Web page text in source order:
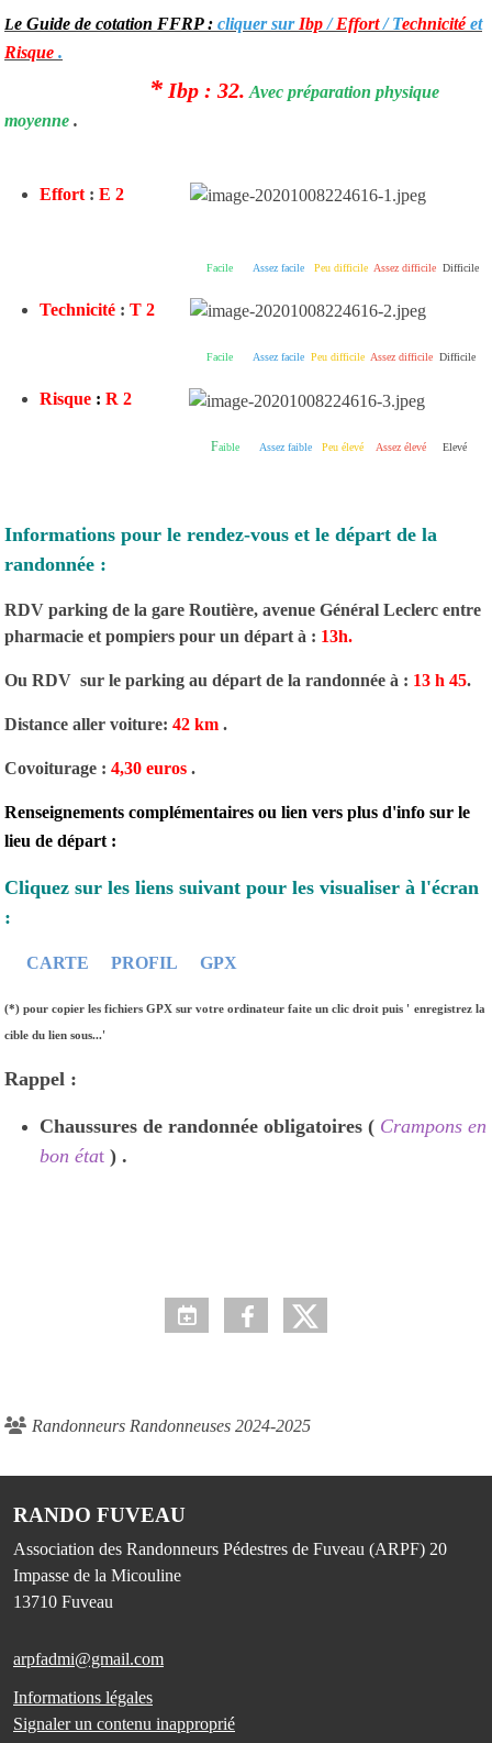
Le Guide de cotation FFRP : cliquer sur Ibp/Effort/ Technicitéet
Risque .
* Ibp : 32. Avec préparation physique
moyenne .
Effort : E 2
Facile Assez facile Peu difficile Assez difficile Difficile
Technicité : T 2
Facile Assez facile Peu difficile Assez difficile Difficile
Risque : R 2
Faible Assez faible Peu élevé Assez élevé Elevé
Informations pour le rendez-vous et le départ de la
randonnée :
RDV parking de la gare Routière, avenue Général Leclerc entre
pharmacie et pompiers pour un départ à : 13h.
Ou RDV sur le parking au départ de la randonnée à : 13 h 45.
Distance aller voiture: 42 km .
Covoiturage : 4,30 euros .
Renseignements complémentaires ou lien vers plus d'info sur le
lieu de départ :
Cliquez sur les liens suivant pour les visualiser à l'écran
:
CARTE PROFIL GPX
(*) pour copier les fichiers GPX sur votre ordinateur faite un clic droit puis ' enregistrez la
cible du lien sous...'
Rappel :
Chaussures de randonnée obligatoires ( Crampons en
bon état ) .
Randonneurs Randonneuses 2024-2025
RANDO FUVEAU
Association des Randonneurs Pédestres de Fuveau (ARPF) 20
Impasse de la Micouline
13710 Fuveau
arpfadmi@gmail.com
Informations légales
Signaler un contenu inapproprié